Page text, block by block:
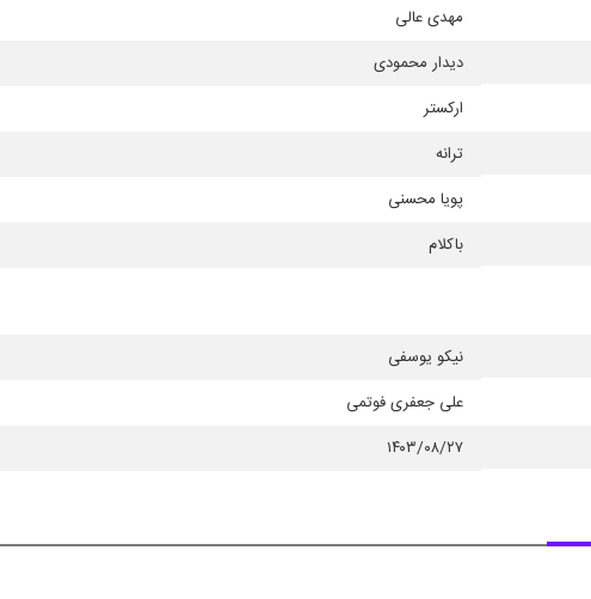
مهدی عالی
دیدار محمودی
اركستر
ترانه
پویا محسنی
باکلام
نیکو یوسفی
علی جعفری فوتمی
۱۴۰۳/۰۸/۲۷